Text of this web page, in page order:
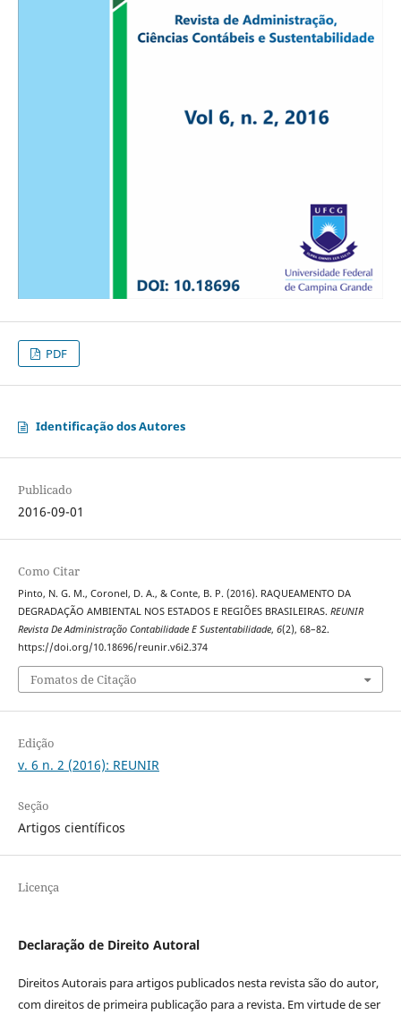
PDF
Identificação dos Autores
Publicado
2016-09-01
Como Citar
Pinto, N. G. M., Coronel, D. A., & Conte, B. P. (2016). RAQUEAMENTO DA
DEGRADAÇÃO AMBIENTAL NOS ESTADOS E REGIÕES BRASILEIRAS. REUNIR
Revista De Administração Contabilidade E Sustentabilidade, 6(2), 68–82.
https://doi.org/10.18696/reunir.v6i2.374
Fomatos de Citação
Edição
v. 6 n. 2 (2016): REUNIR
Seção
Artigos científicos
Licença
Declaração de Direito Autoral
Direitos Autorais para artigos publicados nesta revista são do autor,
com direitos de primeira publicação para a revista. Em virtude de ser